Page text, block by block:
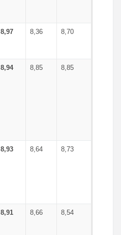
8,97 8,36 8,70
8,94 8,85 8,85
8,93 8,64 8,73
8,91 8,66 8,54